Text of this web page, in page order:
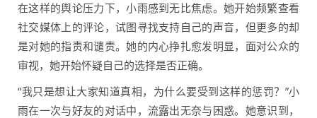
在这样的舆论压力下，小雨感到无比焦虑。她开始频繁查看
社交媒体上的评论，试图寻找支持自己的声音，但更多的却
是对她的指责和谴责。她的内心挣扎愈发明显，面对公众的
审视，她开始怀疑自己的选择是否正确。
“我只是想让大家知道真相，为什么要受到这样的惩罚？”小
雨在一次与好友的对话中，流露出无奈与困惑。她意识到，